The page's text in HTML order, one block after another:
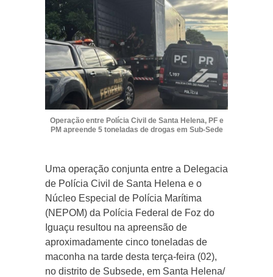
Operação entre Polícia Civil de Santa Helena, PF e
PM apreende 5 toneladas de drogas em Sub-Sede
Uma operação conjunta entre a Delegacia
de Polícia Civil de Santa Helena e o
Núcleo Especial de Polícia Marítima
(NEPOM) da Polícia Federal de Foz do
Iguaçu resultou na apreensão de
aproximadamente cinco toneladas de
maconha na tarde desta terça-feira (02),
no distrito de Subsede, em Santa Helena/